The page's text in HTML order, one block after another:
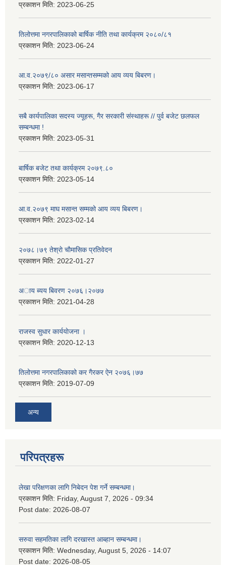
प्रकाशन मिति: 2023-06-25
तिलोत्तमा नगरपालिकाको बार्षिक नीति तथा कार्यक्रम २०८०/८१
प्रकाशन मिति: 2023-06-24
आ.व.२०७९/८० असार मसान्तसम्मको आय व्यय बिबरण।
प्रकाशन मिति: 2023-06-17
सबै कार्यपालिका सदस्य ज्यूहरू, गैर सरकारी संस्थाहरू // पुर्व बजेट छलफल
सम्बन्धमा !
प्रकाशन मिति: 2023-05-31
बार्षिक बजेट तथा कार्यक्रम २०७९.८०
प्रकाशन मिति: 2023-05-14
आ.व.२०७९ माघ मसान्त सम्मको आय व्यय बिबरण।
प्रकाशन मिति: 2023-02-14
२०७८।७९ तेश्राे चाैमासिक प्रतिवेदन
प्रकाशन मिति: 2022-01-27
अाय ब्यय बिवरण २०७६।२०७७
प्रकाशन मिति: 2021-04-28
राजस्व सुधार कार्ययाेजना ।
प्रकाशन मिति: 2020-12-13
तिलोत्तमा नगरपालिकाको कर गैरकर ऐन २०७६।७७
प्रकाशन मिति: 2019-07-09
अन्य
परिपत्रहरू
लेखा परिक्षणका लागि निबेदन पेश गर्ने सम्बन्धमा।
प्रकाशन मिति: Friday, August 7, 2026 - 09:34
Post date: 2026-08-07
सरुवा सहमतिका लागि दरखास्त आब्हान सम्बन्धमा।
प्रकाशन मिति: Wednesday, August 5, 2026 - 14:07
Post date: 2026-08-05